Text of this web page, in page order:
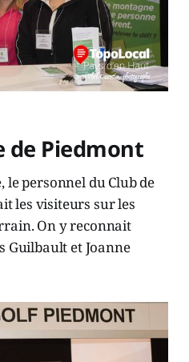
de Piedmont
le personnel du Club de
les visiteurs sur les
On y reconnait
Guilbault et Joanne